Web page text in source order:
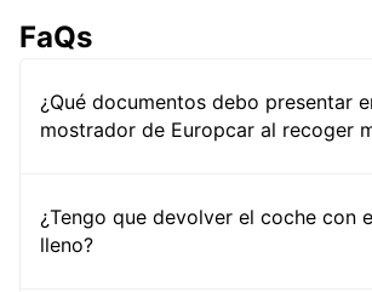
FaQs
¿Qué documentos debo presentar
mostrador de Europcar al recoger
¿Tengo que devolver el coche con
lleno?